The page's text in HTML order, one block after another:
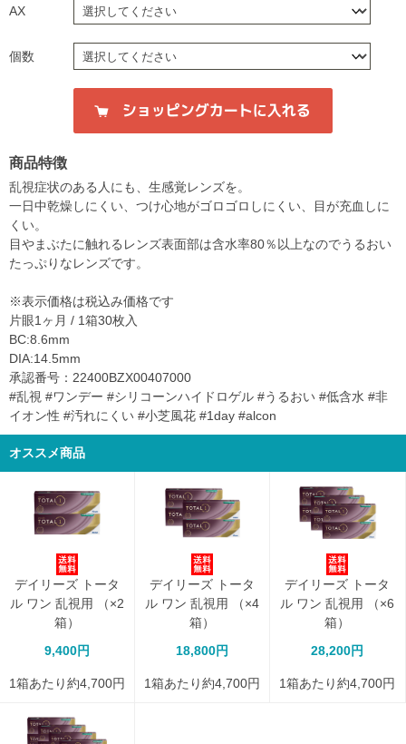
AX
個数
商品特徴
乱視症状のある人にも、生感覚レンズを。
一日中乾燥しにくい、つけ心地がゴロゴロしにくい、目が充血しに
くい。
目やまぶたに触れるレンズ表面部は含水率80％以上なのでうるおい
たっぷりなレンズです。
※表示価格は税込み価格です
片眼1ヶ月 / 1箱30枚入
BC:8.6mm
DIA:14.5mm
承認番号：22400BZX00407000
#乱視 #ワンデー #シリコーンハイドロゲル #うるおい #低含水 #非
イオン性 #汚れにくい #小芝風花 #1day #alcon
オススメ商品
デイリーズ トータ
ル ワン 乱視用 （×2
箱）
9,400円
1箱あたり約4,700円
デイリーズ トータ
ル ワン 乱視用 （×4
箱）
18,800円
1箱あたり約4,700円
デイリーズ トータ
ル ワン 乱視用 （×6
箱）
28,200円
1箱あたり約4,700円